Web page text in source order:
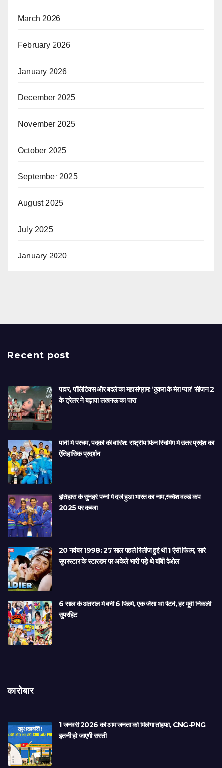
March 2026
February 2026
January 2026
December 2025
November 2025
October 2025
September 2025
August 2025
July 2025
January 2020
Recent post
पावर, पॉलिटिक्स और बदले का महासंग्राम: ‘ठुकरा के मेरा प्यार’ सीजन 2
के ट्रेलर ने बढ़ाया लखनऊ का पारा
पानी में परचम, पदकों की बारिश: राष्ट्रीय फिन स्विमिंग में उत्तर प्रदेश का
ऐतिहासिक प्रदर्शन
इतिहास के सुनहरे पन्नों में दर्ज हुआ भारत का नाम,स्क्वैश वर्ल्ड कप
2025 पर कब्जा
20 नवंबर 1998: 27 साल पहले रिलीज हुई थी 1 ऐसी फिल्म, सारे
सुपरस्टार के स्टारडम पर अकेले भारी पड़े थे बॉबी देओल
6 साल के अंतराल में बनीं 6 फिल्में, एक जैसा था पैटर्न, हर मूवी निकली
सुपरहिट
कारोबार
1 जनवरी 2026 को आम जनता को मिलेगा तोहफा, CNG-PNG
इतनी हो जाएगी सस्ती